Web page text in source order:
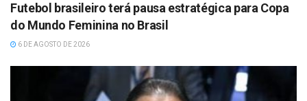
Futebol brasileiro terá pausa estratégica para Copa
do Mundo Feminina no Brasil
6 DE AGOSTO DE 2026